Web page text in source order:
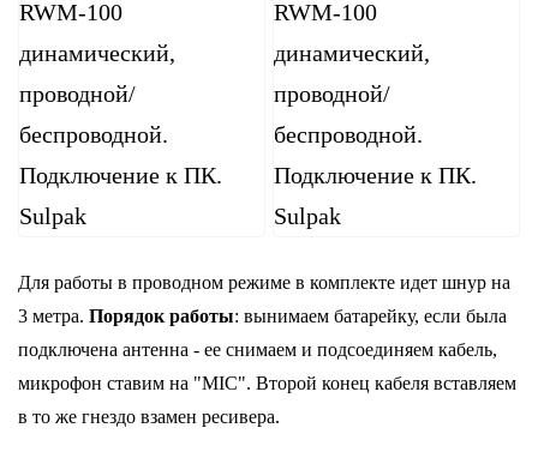
Для работы в проводном режиме в комплекте идет шнур на
3 метра. Порядок работы: вынимаем батарейку, если была
подключена антенна - ее снимаем и подсоединяем кабель,
микрофон ставим на "MIC". Второй конец кабеля вставляем
в то же гнездо взамен ресивера.